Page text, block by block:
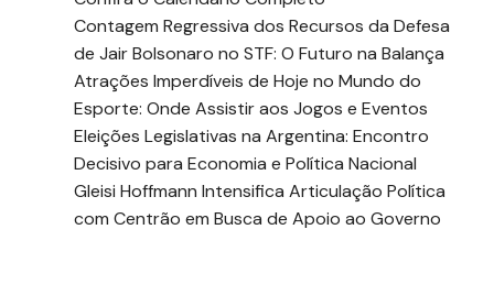
Contagem Regressiva dos Recursos da Defesa
de Jair Bolsonaro no STF: O Futuro na Balança
Atrações Imperdíveis de Hoje no Mundo do
Esporte: Onde Assistir aos Jogos e Eventos
Eleições Legislativas na Argentina: Encontro
Decisivo para Economia e Política Nacional
Gleisi Hoffmann Intensifica Articulação Política
com Centrão em Busca de Apoio ao Governo